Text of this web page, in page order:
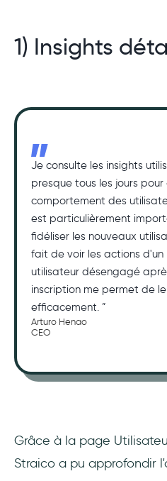
1) Insights
Je consulte les insights
presque tous les jours
comportement des
est particulièrement
fidéliser les nouveaux
fait de voir les actions d'un
utilisateur désengagé
inscription me permet de
efficacement. ”
Arturo Henao
CEO
Grâce à la page
Straico a pu approfondir